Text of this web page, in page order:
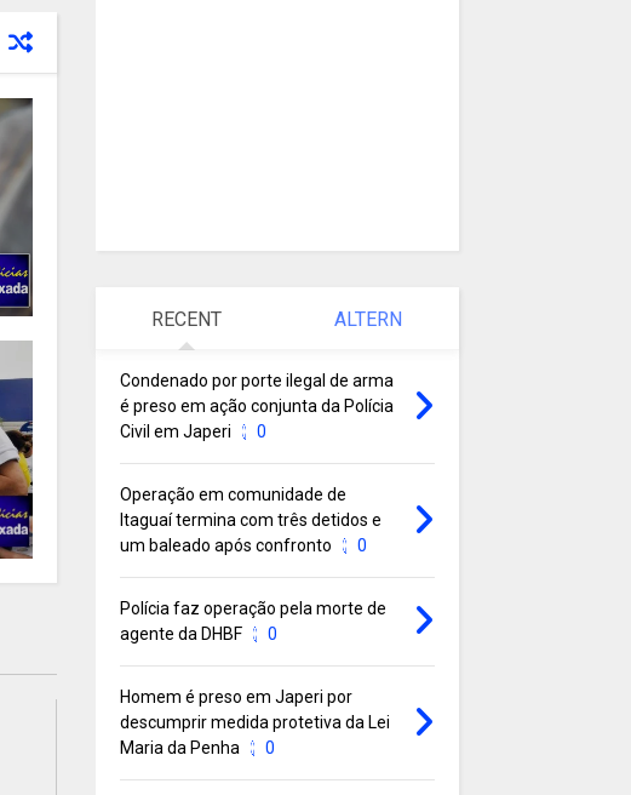
RECENT ALTERN
Condenado por porte ilegal de arma
é preso em ação conjunta da Polícia
Civil em Japeri
0
Operação em comunidade de
Itaguaí termina com três detidos e
um baleado após confronto
0
Polícia faz operação pela morte de
agente da DHBF
0
Homem é preso em Japeri por
descumprir medida protetiva da Lei
Maria da Penha
0